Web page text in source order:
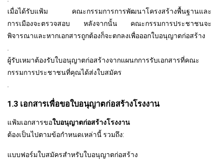
เมื่อได้รับแฟ้ม คณะกรรมการการพัฒนาโครงสร้างพื้นฐานและ
การเมืองจะตรวจสอบ หลังจากนั้น คณะกรรมการประชาชนจะ
พิจารณาและหากเอกสารถูกต้องก็จะตกลงเพื่อออกใบอนุญาตก่อสร้าง
.
ผู้รับเหมาต้องรับใบอนุญาตก่อสร้างจากแผนกการรับเอกสารที่คณะ
กรรมการประชาชนที่คุณได้ส่งใบสมัคร
.
1.3 เอกสารเพื่อขอใบอนุญาตก่อสร้างโรงงาน
แฟ้มเอกสารขอใบอนุญาตก่อสร้างโรงงาน
ต้องเป็นไปตามข้อกำหนดเหล่านี้ รวมถึง:
แบบฟอร์มใบสมัครสำหรับใบอนุญาตก่อสร้าง